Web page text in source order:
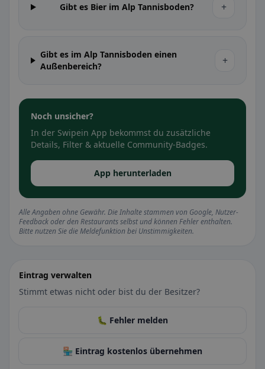
Gibt es Bier im Alp Tannisboden? +
Gibt es im Alp Tannisboden einen
Außenbereich?
+
Noch unsicher?
In der Swipein App bekommst du zusätzliche
Details, Filter & aktuelle Community-Badges.
App herunterladen
Alle Angaben ohne Gewähr. Die Inhalte stammen von Google, Nutzer-
Feedback oder den Restaurants selbst und können Fehler enthalten.
Bitte nutzen Sie die Meldefunktion bei Unstimmigkeiten.
Eintrag verwalten
Stimmt etwas nicht oder bist du der Besitzer?
🐛 Fehler melden
🏪 Eintrag kostenlos übernehmen